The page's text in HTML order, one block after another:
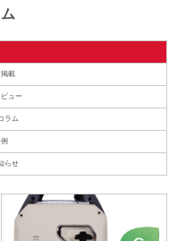
掲載
ュー
ラム
らせ